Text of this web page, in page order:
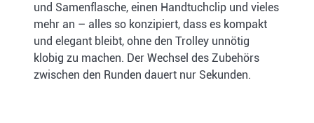
und Samenflasche, einen Handtuchclip und vieles
mehr an – alles so konzipiert, dass es kompakt
und elegant bleibt, ohne den Trolley unnötig
klobig zu machen. Der Wechsel des Zubehörs
zwischen den Runden dauert nur Sekunden.